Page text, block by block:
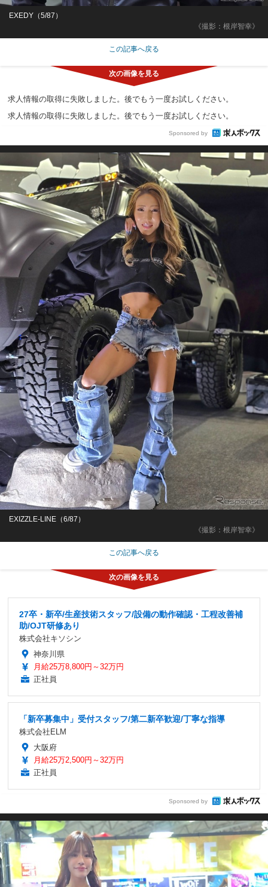
《撮影：根岸智幸》
EXEDY（5/87）
この記事へ戻る
求人情報の取得に失敗しました。後でもう一度お試しください。
求人情報の取得に失敗しました。後でもう一度お試しください。
Sponsored by
《撮影：根岸智幸》
EXIZZLE-LINE（6/87）
この記事へ戻る
27卒・新卒/生産技術スタッフ/設備の動作確認・工程改善補
助/OJT研修あり
株式会社キソシン
神奈川県
月給25万8,800円～32万円
正社員
「新卒募集中」受付スタッフ/第二新卒歓迎/丁寧な指導
株式会社ELM
大阪府
月給25万2,500円～32万円
正社員
Sponsored by